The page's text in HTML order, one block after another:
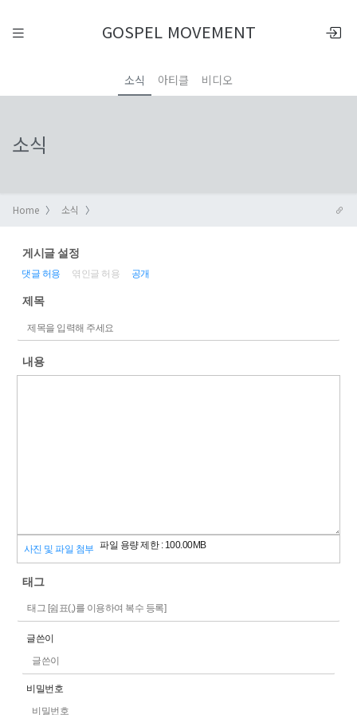
GOSPEL MOVEMENT
소식 아티클 비디오
소식
Home 소식
게시글 설정
댓글 허용 엮인글 허용 공개
제목
내용
사진 및 파일 첨부 파일 용량 제한 : 100.00MB
태그
글쓴이
비밀번호